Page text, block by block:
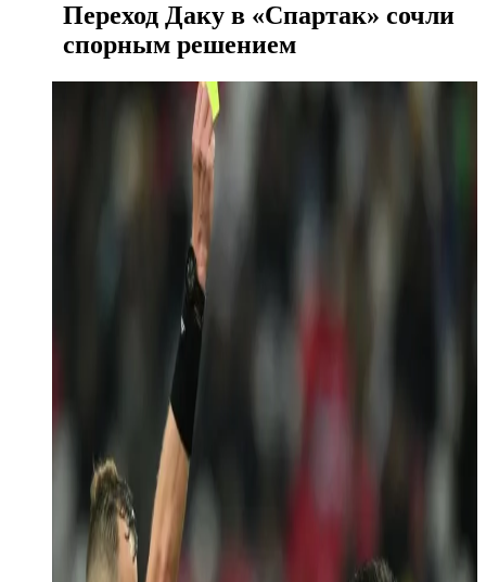
Переход Даку в «Спартак» сочли
спорным решением